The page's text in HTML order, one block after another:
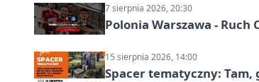
7 sierpnia 2026, 20:30
Polonia Warszawa - Ruch
15 sierpnia 2026, 14:00
Spacer tematyczny: Tam,